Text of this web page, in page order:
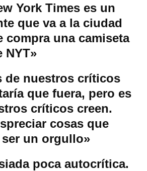
York Times es un
que va a la ciudad
compra una camiseta
NYT»
de nuestros críticos
que fuera, pero es
críticos creen.
cosas que
un orgullo»
poca autocrítica.